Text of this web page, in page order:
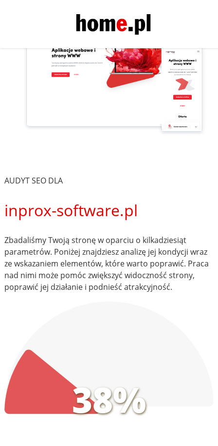
AUDYT SEO DLA
inprox-software.pl
Zbadaliśmy Twoją stronę w oparciu o kilkadziesiąt
parametrów. Poniżej znajdziesz analizę jej kondycji wraz
ze wskazaniem elementów, które warto poprawić. Praca
nad nimi może pomóc zwiększyć widoczność strony,
poprawić jej działanie i podnieść atrakcyjność.
38%